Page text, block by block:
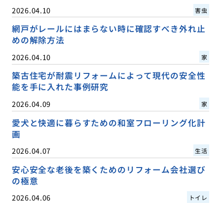
2026.04.10 害虫
網戸がレールにはまらない時に確認すべき外れ止
めの解除方法
2026.04.10 家
築古住宅が耐震リフォームによって現代の安全性
能を手に入れた事例研究
2026.04.09 家
愛犬と快適に暮らすための和室フローリング化計
画
2026.04.07 生活
安心安全な老後を築くためのリフォーム会社選び
の極意
2026.04.06 トイレ